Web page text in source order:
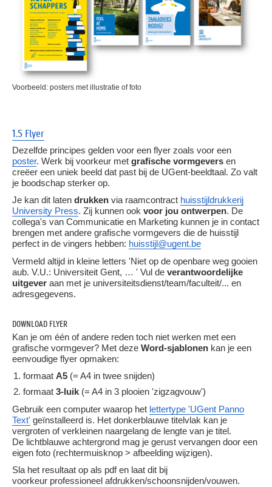
Voorbeeld: posters met illustratie of foto
1.5 Flyer
Dezelfde principes gelden voor een flyer zoals voor een
poster. Werk bij voorkeur met grafische vormgevers en
creëer een uniek beeld dat past bij de UGent-beeldtaal. Zo valt
je boodschap sterker op.
Je kan dit laten drukken via raamcontract huisstijldrukkerij
University Press. Zij kunnen ook voor jou ontwerpen. De
collega's van Communicatie en Marketing kunnen je in contact
brengen met andere grafische vormgevers die de huisstijl
perfect in de vingers hebben: huisstijl@ugent.be
Vermeld altijd in kleine letters 'Niet op de openbare weg gooien
aub. V.U.: Universiteit Gent, … ' Vul de verantwoordelijke
uitgever aan met je universiteitsdienst/team/faculteit/... en
adresgegevens.
DOWNLOAD FLYER
Kan je om één of andere reden toch niet werken met een
grafische vormgever? Met deze Word-sjablonen kan je een
eenvoudige flyer opmaken:
formaat A5 (= A4 in twee snijden)
formaat 3-luik (= A4 in 3 plooien 'zigzagvouw')
Gebruik een computer waarop het lettertype 'UGent Panno
Text' geïnstalleerd is. Het donkerblauwe titelvlak kan je
vergroten of verkleinen naargelang de lengte van je titel.
De lichtblauwe achtergrond mag je gerust vervangen door een
eigen foto (rechtermuisknop > afbeelding wijzigen).
Sla het resultaat op als pdf en laat dit bij
voorkeur professioneel afdrukken/schoonsnijden/vouwen.